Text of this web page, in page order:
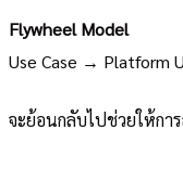
Flywheel Model
Use Case → Platform
จะย้อนกลับไปช่วยให้กา